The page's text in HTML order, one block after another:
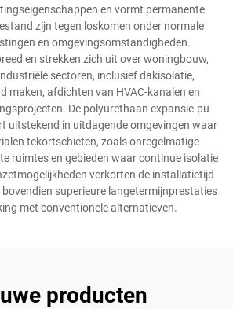
en vormt permanente
zijn tegen loskomen onder normale
en omgevingsomstandigheden.
en strekken zich uit over woningbouw,
sectoren, inclusief dakisolatie,
maken, afdichten van HVAC-kanalen en
De polyurethaan expansie-pu-
uitstekend in uitdagende omgevingen waar
tekortschieten, zoals onregelmatige
ruimtes en gebieden waar continue isolatie
verkorten de installatietijd
bovendien superieure langetermijnprestaties
met conventionele alternatieven.
producten